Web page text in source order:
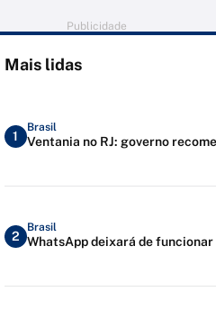
Publicidade
Mais lidas
1
Brasil
Ventania no RJ: governo
2
Brasil
WhatsApp deixará de